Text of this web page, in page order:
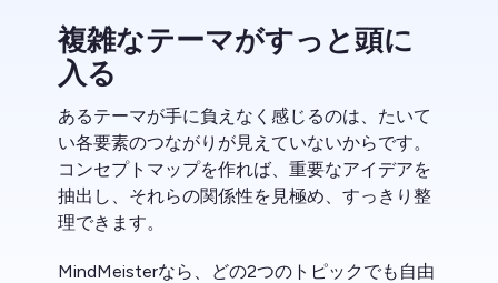
複雑なテーマがすっと頭に
入る
あるテーマが手に負えなく感じるのは、たいて
い各要素のつながりが見えていないからです。
コンセプトマップを作れば、重要なアイデアを
抽出し、それらの関係性を見極め、すっきり整
理できます。
MindMeisterなら、どの2つのトピックでも自由